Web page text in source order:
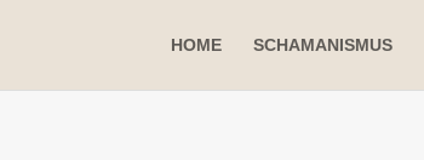
HOME SCHAMANISMUS